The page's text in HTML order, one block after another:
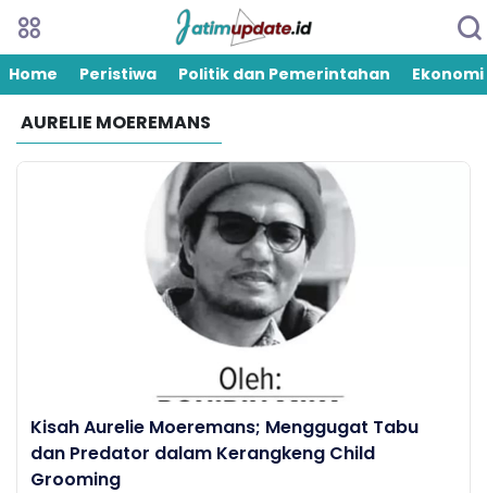
Home Peristiwa Politik dan Pemerintahan Ekonomi
AURELIE MOEREMANS
Kisah Aurelie Moeremans; Menggugat Tabu
dan Predator dalam Kerangkeng Child
Grooming